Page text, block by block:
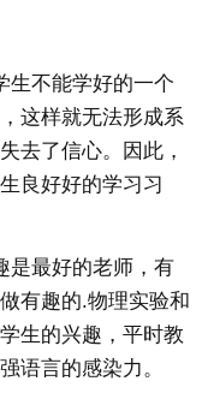
生不能学好的一个
这样就无法形成系
去了信心。因此，
良好好的学习习
是最好的老师，有
有趣的.物理实验和
生的兴趣，平时教
语言的感染力。